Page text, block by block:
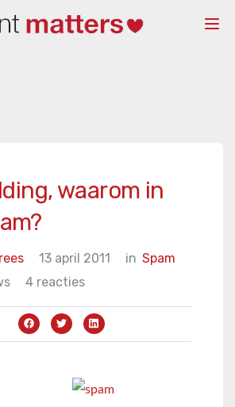
waarom in
13 april 2011 in Spam
4 reacties